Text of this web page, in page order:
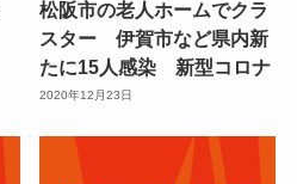
松阪市の老人ホームでクラ
スター 伊賀市など県内新
たに15人感染 新型コロナ
2020年12月23日